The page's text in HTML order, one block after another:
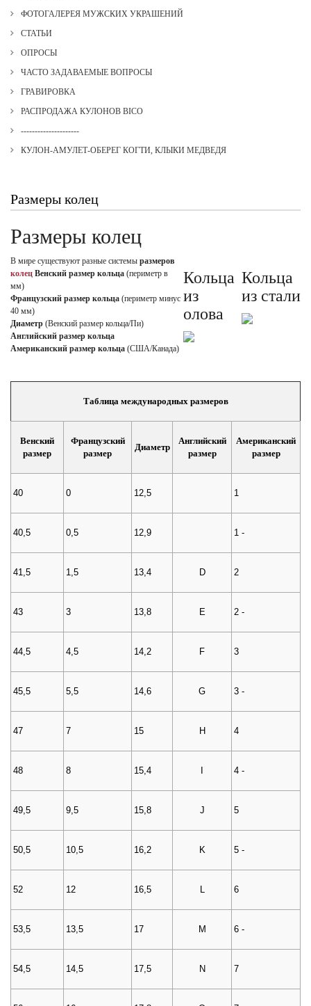
ФОТОГАЛЕРЕЯ МУЖСКИХ УКРАШЕНИЙ
СТАТЬИ
ОПРОСЫ
ЧАСТО ЗАДАВАЕМЫЕ ВОПРОСЫ
ГРАВИРОВКА
РАСПРОДАЖА КУЛОНОВ BICO
---------------------
КУЛОН-АМУЛЕТ-ОБЕРЕГ КОГТИ, КЛЫКИ МЕДВЕДЯ
Размеры колец
Размеры колец
В мире существуют разные системы размеров
колец Венский размер кольца (периметр в
мм)
Французский размер кольца (периметр минус
40 мм)
Диаметр (Венский размер кольца/Пи)
Английский размер кольца
Американский размер кольца (США/Канада)
Кольца
из
олова
Кольца
из стали
Таблица международных размеров
Венский
размер
Французский
размер
Диаметр
Английский
размер
Американский
размер
40 0 12,5 1
40,5 0,5 12,9 1 -
41,5 1,5 13,4 D 2
43 3 13,8 E 2 -
44,5 4,5 14,2 F 3
45,5 5,5 14,6 G 3 -
47 7 15 H 4
48 8 15,4 4 -
49,5 9,5 15,8 J 5
50,5 10,5 16,2 K 5 -
52 12 16,5 L 6
53,5 13,5 17 M 6 -
54,5 14,5 17,5 N 7